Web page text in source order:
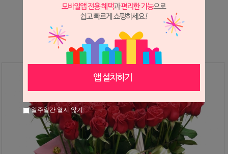
※ 필독해주세요 ※
는 시세 변동에 따라 가격이 달라질 수 있으니
문의 후 주문 바랍니다.
일주일간 열지 않기